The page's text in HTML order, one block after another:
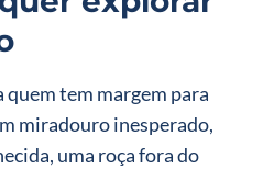
quem tem margem para
miradouro inesperado,
uma roça fora do